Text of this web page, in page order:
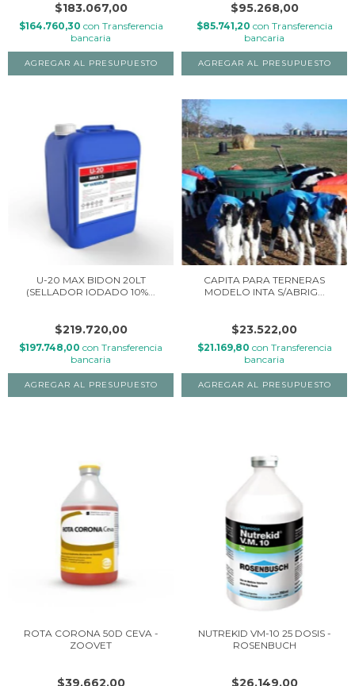
$183.067,00
$164.760,30 con Transferencia
bancaria
$95.268,00
$85.741,20 con Transferencia
bancaria
U-20 MAX BIDON 20LT
(SELLADOR IODADO 10%...
$219.720,00
$197.748,00 con Transferencia
bancaria
CAPITA PARA TERNERAS
MODELO INTA S/ABRIG...
$23.522,00
$21.169,80 con Transferencia
bancaria
ROTA CORONA 50D CEVA -
ZOOVET
$39.662,00
NUTREKID VM-10 25 DOSIS -
ROSENBUCH
$26.149,00